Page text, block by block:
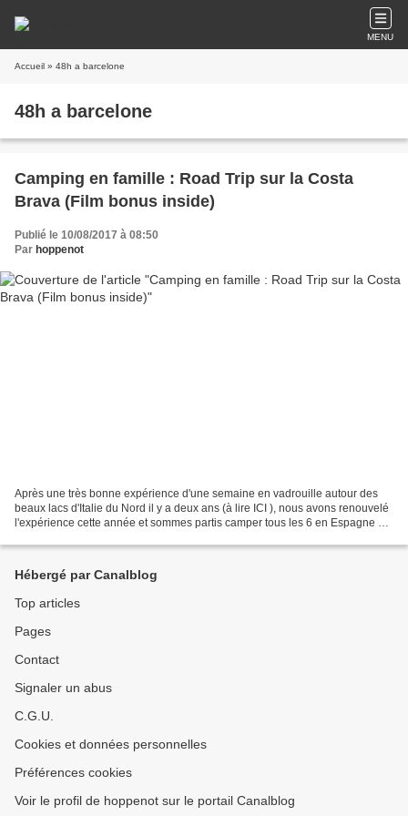
MENU
Accueil » 48h a barcelone
48h a barcelone
Camping en famille : Road Trip sur la Costa
Brava (Film bonus inside)
Publié le 10/08/2017 à 08:50
Par hoppenot
Après une très bonne expérience d'une semaine en vadrouille autour des
beaux lacs d'Italie du Nord il y a deux ans (à lire ICI ), nous avons renouvelé
l'expérience cette année et sommes partis camper tous les 6 en Espagne sur
Hébergé par Canalblog
Top articles
Pages
Contact
Signaler un abus
C.G.U.
Cookies et données personnelles
Préférences cookies
Voir le profil de hoppenot sur le portail Canalblog